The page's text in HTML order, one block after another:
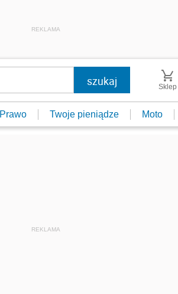
REKLAMA
Sklep
Prawo Twoje pieniądze Moto